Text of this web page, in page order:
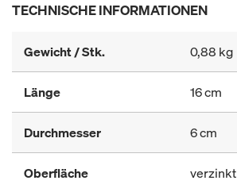
TECHNISCHE INFORMATIONEN
Gewicht / Stk. 0,88 kg
Länge 16 cm
Durchmesser 6 cm
Oberfläche verzinkt